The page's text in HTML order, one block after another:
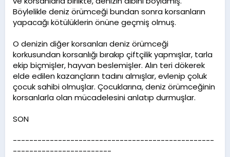
Böylelikle deniz örümceği bundan sonra korsanların
yapacağı kötülüklerin önüne geçmiş olmuş.
O denizin diğer korsanları deniz örümceği
korkusundan korsanlığı bırakıp çiftçilik yapmışlar, tarla
ekip biçmişler, hayvan beslemişler. Alın teri dökerek
elde edilen kazançların tadını almışlar, evlenip çoluk
çocuk sahibi olmuşlar. Çocuklarına, deniz örümceğinin
korsanlarla olan mücadelesini anlatıp durmuşlar.
SON
-------------------------------------------------
------------------------